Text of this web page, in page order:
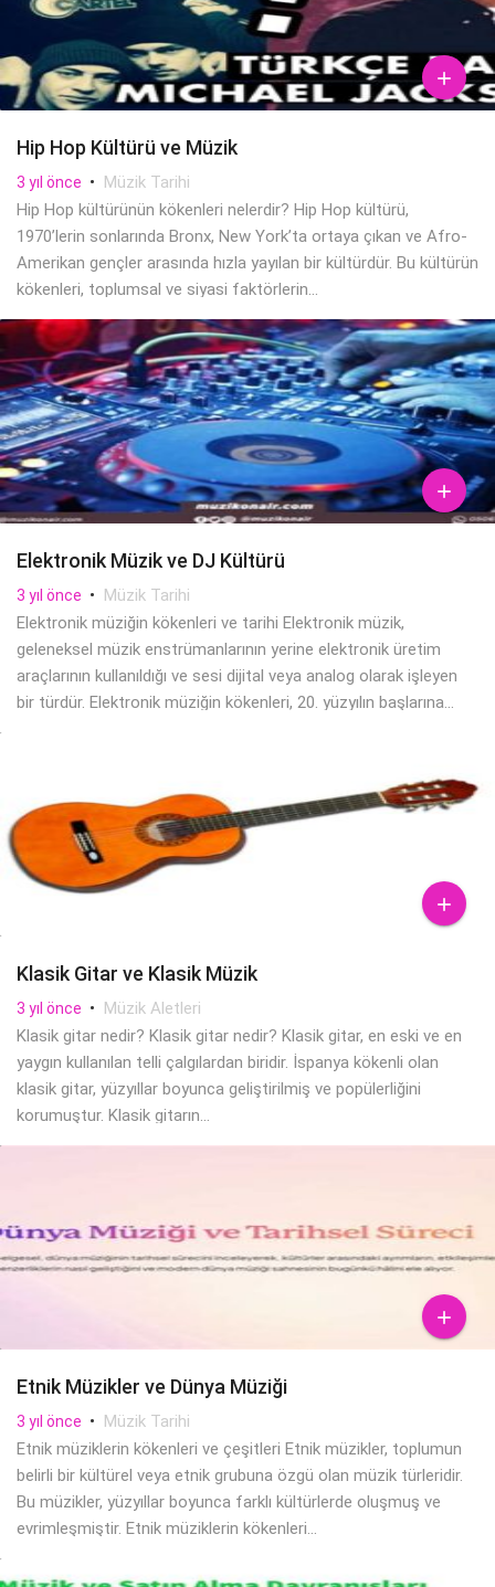

Hip Hop Kültürü ve Müzik
3 yıl önce • Müzik Tarihi
Hip Hop kültürünün kökenleri nelerdir? Hip Hop kültürü,
1970’lerin sonlarında Bronx, New York’ta ortaya çıkan ve Afro-
Amerikan gençler arasında hızla yayılan bir kültürdür. Bu kültürün
kökenleri, toplumsal ve siyasi faktörlerin...

Elektronik Müzik ve DJ Kültürü
3 yıl önce • Müzik Tarihi
Elektronik müziğin kökenleri ve tarihi Elektronik müzik,
geleneksel müzik enstrümanlarının yerine elektronik üretim
araçlarının kullanıldığı ve sesi dijital veya analog olarak işleyen
bir türdür. Elektronik müziğin kökenleri, 20. yüzyılın başlarına...

Klasik Gitar ve Klasik Müzik
3 yıl önce • Müzik Aletleri
Klasik gitar nedir? Klasik gitar nedir? Klasik gitar, en eski ve en
yaygın kullanılan telli çalgılardan biridir. İspanya kökenli olan
klasik gitar, yüzyıllar boyunca geliştirilmiş ve popülerliğini
korumuştur. Klasik gitarın...

Etnik Müzikler ve Dünya Müziği
3 yıl önce • Müzik Tarihi
Etnik müziklerin kökenleri ve çeşitleri Etnik müzikler, toplumun
belirli bir kültürel veya etnik grubuna özgü olan müzik türleridir.
Bu müzikler, yüzyıllar boyunca farklı kültürlerde oluşmuş ve
evrimleşmiştir. Etnik müziklerin kökenleri...